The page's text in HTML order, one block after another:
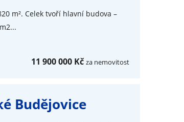
m². Celek tvoří hlavní budova –
11 900 000 Kč za nemovitost
Budějovice